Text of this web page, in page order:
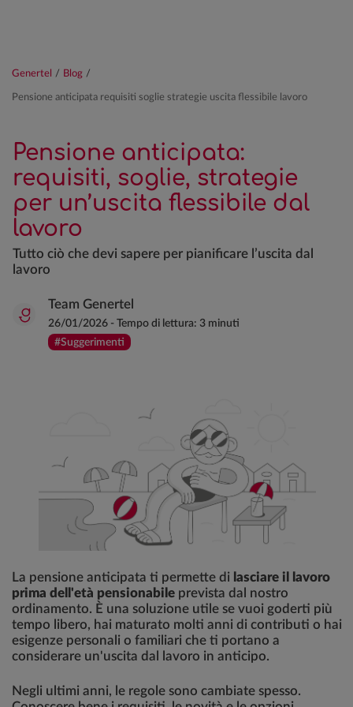
Genertel / Blog /
Pensione anticipata requisiti soglie strategie uscita flessibile lavoro
Pensione anticipata:
requisiti, soglie, strategie
per un’uscita flessibile dal
lavoro
Tutto ciò che devi sapere per pianificare l’uscita dal
lavoro
Team Genertel
#Suggerimenti
26/01/2026 - Tempo di lettura: 3 minuti
La pensione anticipata ti permette di lasciare il lavoro
prima dell'età pensionabile prevista dal nostro
ordinamento. È una soluzione utile se vuoi goderti più
tempo libero, hai maturato molti anni di contributi o hai
esigenze personali o familiari che ti portano a
considerare un'uscita dal lavoro in anticipo.
Negli ultimi anni, le regole sono cambiate spesso.